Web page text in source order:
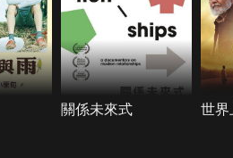
關係未來式 世界